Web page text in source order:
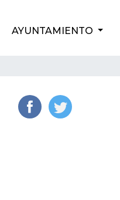
AYUNTAMIENTO